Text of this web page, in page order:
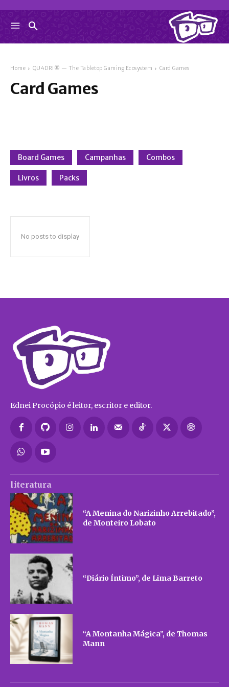
Home QU4DRI® — The Tabletop Gaming Ecosystem Card Games
Card Games
Board Games Campanhas Combos
Livros Packs
No posts to display
Ednei Procópio é leitor, escritor e editor.
literatura
“A Menina do Narizinho Arrebitado”,
de Monteiro Lobato
“Diário Íntimo”, de Lima Barreto
“A Montanha Mágica”, de Thomas
Mann